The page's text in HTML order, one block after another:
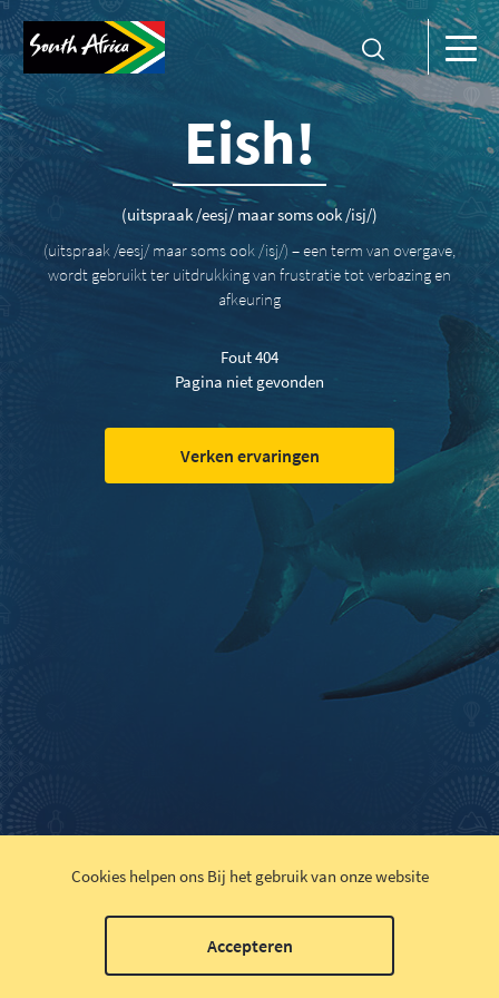
Eish!
(uitspraak /eesj/ maar soms ook /isj/)
(uitspraak /eesj/ maar soms ook /isj/) – een term van overgave,
wordt gebruikt ter uitdrukking van frustratie tot verbazing en
afkeuring
Fout 404
Pagina niet gevonden
Verken ervaringen
Cookies helpen ons Bij het gebruik van onze website
Accepteren